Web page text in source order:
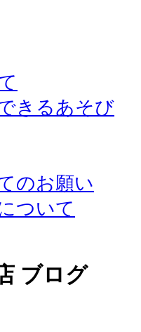
きるあそび
のお願い
ついて
ブログ